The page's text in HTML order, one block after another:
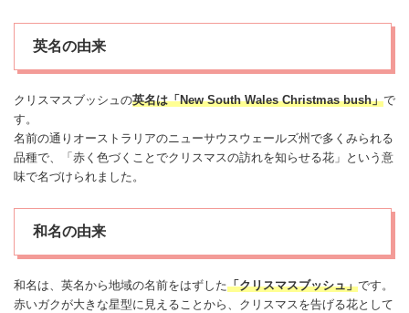
英名の由来
クリスマスブッシュの英名は「New South Wales Christmas bush」で
す。
名前の通りオーストラリアのニューサウスウェールズ州で多くみられる
品種で、「赤く色づくことでクリスマスの訪れを知らせる花」という意
味で名づけられました。
和名の由来
和名は、英名から地域の名前をはずした「クリスマスブッシュ」です。
赤いガクが大きな星型に見えることから、 クリスマスを告げる花として